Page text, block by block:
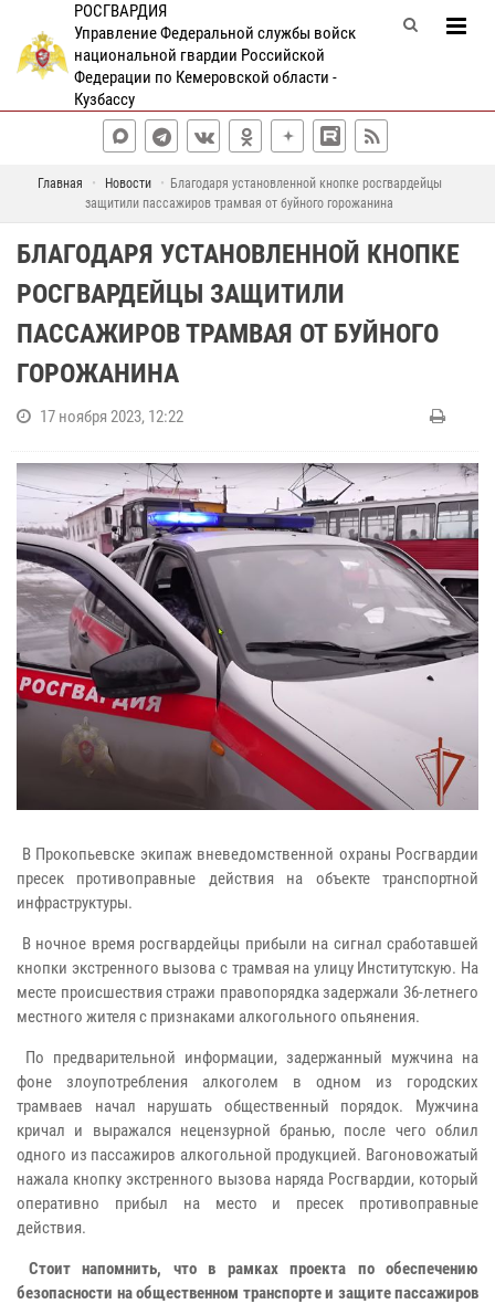
РОСГВАРДИЯ
Управление Федеральной службы войск
национальной гвардии Российской
Федерации по Кемеровской области -
Кузбассу
Главная Новости
Благодаря установленной кнопке росгвардейцы
защитили пассажиров трамвая от буйного горожанина
БЛАГОДАРЯ УСТАНОВЛЕННОЙ КНОПКЕ
РОСГВАРДЕЙЦЫ ЗАЩИТИЛИ
ПАССАЖИРОВ ТРАМВАЯ ОТ БУЙНОГО
ГОРОЖАНИНА
17 ноября 2023, 12:22
В Прокопьевске экипаж вневедомственной охраны Росгвардии
пресек противоправные действия на объекте транспортной
инфраструктуры.
В ночное время росгвардейцы прибыли на сигнал сработавшей
кнопки экстренного вызова с трамвая на улицу Институтскую. На
месте происшествия стражи правопорядка задержали 36-летнего
местного жителя с признаками алкогольного опьянения.
По предварительной информации, задержанный мужчина на
фоне злоупотребления алкоголем в одном из городских
трамваев начал нарушать общественный порядок. Мужчина
кричал и выражался нецензурной бранью, после чего облил
одного из пассажиров алкогольной продукцией. Вагоновожатый
нажала кнопку экстренного вызова наряда Росгвардии, который
оперативно прибыл на место и пресек противоправные
действия.
Стоит напомнить, что в рамках проекта по обеспечению
безопасности на общественном транспорте и защите пассажиров